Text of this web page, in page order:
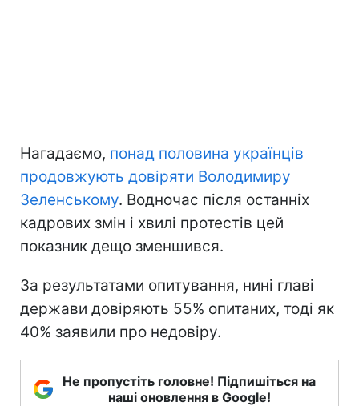
Нагадаємо, понад половина українців
продовжують довіряти Володимиру
Зеленському. Водночас після останніх
кадрових змін і хвилі протестів цей
показник дещо зменшився.
За результатами опитування, нині главі
держави довіряють 55% опитаних, тоді як
40% заявили про недовіру.
Не пропустіть головне! Підпишіться на
наші оновлення в Google!